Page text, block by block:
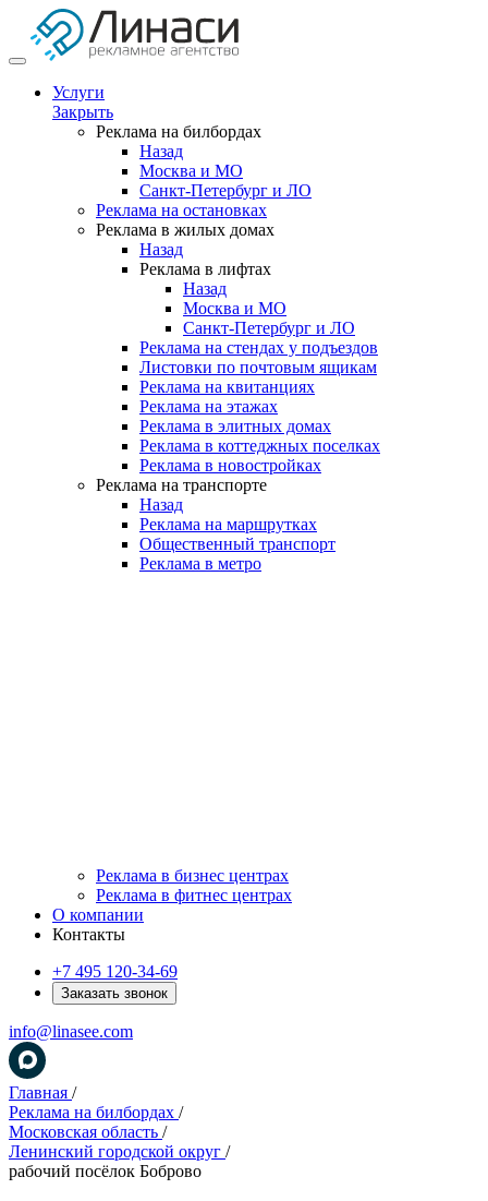
Услуги
Закрыть
Реклама на билбордах
Назад
Москва и МО
Санкт-Петербург и ЛО
Реклама на остановках
Реклама в жилых домах
Назад
Реклама в лифтах
Назад
Москва и МО
Санкт-Петербург и ЛО
Реклама на стендах у подъездов
Листовки по почтовым ящикам
Реклама на квитанциях
Реклама на этажах
Реклама в элитных домах
Реклама в коттеджных поселках
Реклама в новостройках
Реклама на транспорте
Назад
Реклама на маршрутках
Общественный транспорт
Реклама в метро
Реклама в бизнес центрах
Реклама в фитнес центрах
О компании
Контакты
+7 495 120-34-69
Заказать звонок
info@linasee.com
Главная /
Реклама на билбордах /
Московская область /
Ленинский городской округ /
рабочий посёлок Боброво